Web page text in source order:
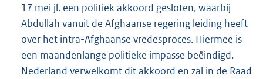
17 mei jl. een politiek akkoord gesloten, waarbij
Abdullah vanuit de Afghaanse regering leiding heeft
over het intra-Afghaanse vredesproces. Hiermee is
een maandenlange politieke impasse beëindigd.
Nederland verwelkomt dit akkoord en zal in de Raad